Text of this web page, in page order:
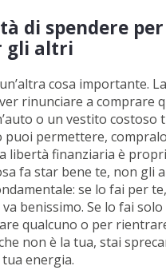
di spendere
gli altri
cosa importante.
rinunciare a comprare
o un vestito costoso
puoi permettere,
libertà finanziaria è
fa star bene te, non gli
se lo fai per
benissimo. Se lo fai
qualcuno o per
che non è la tua, stai
energia.